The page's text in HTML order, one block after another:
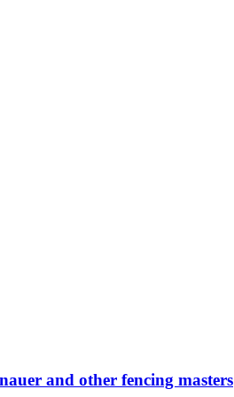
and other fencing masters